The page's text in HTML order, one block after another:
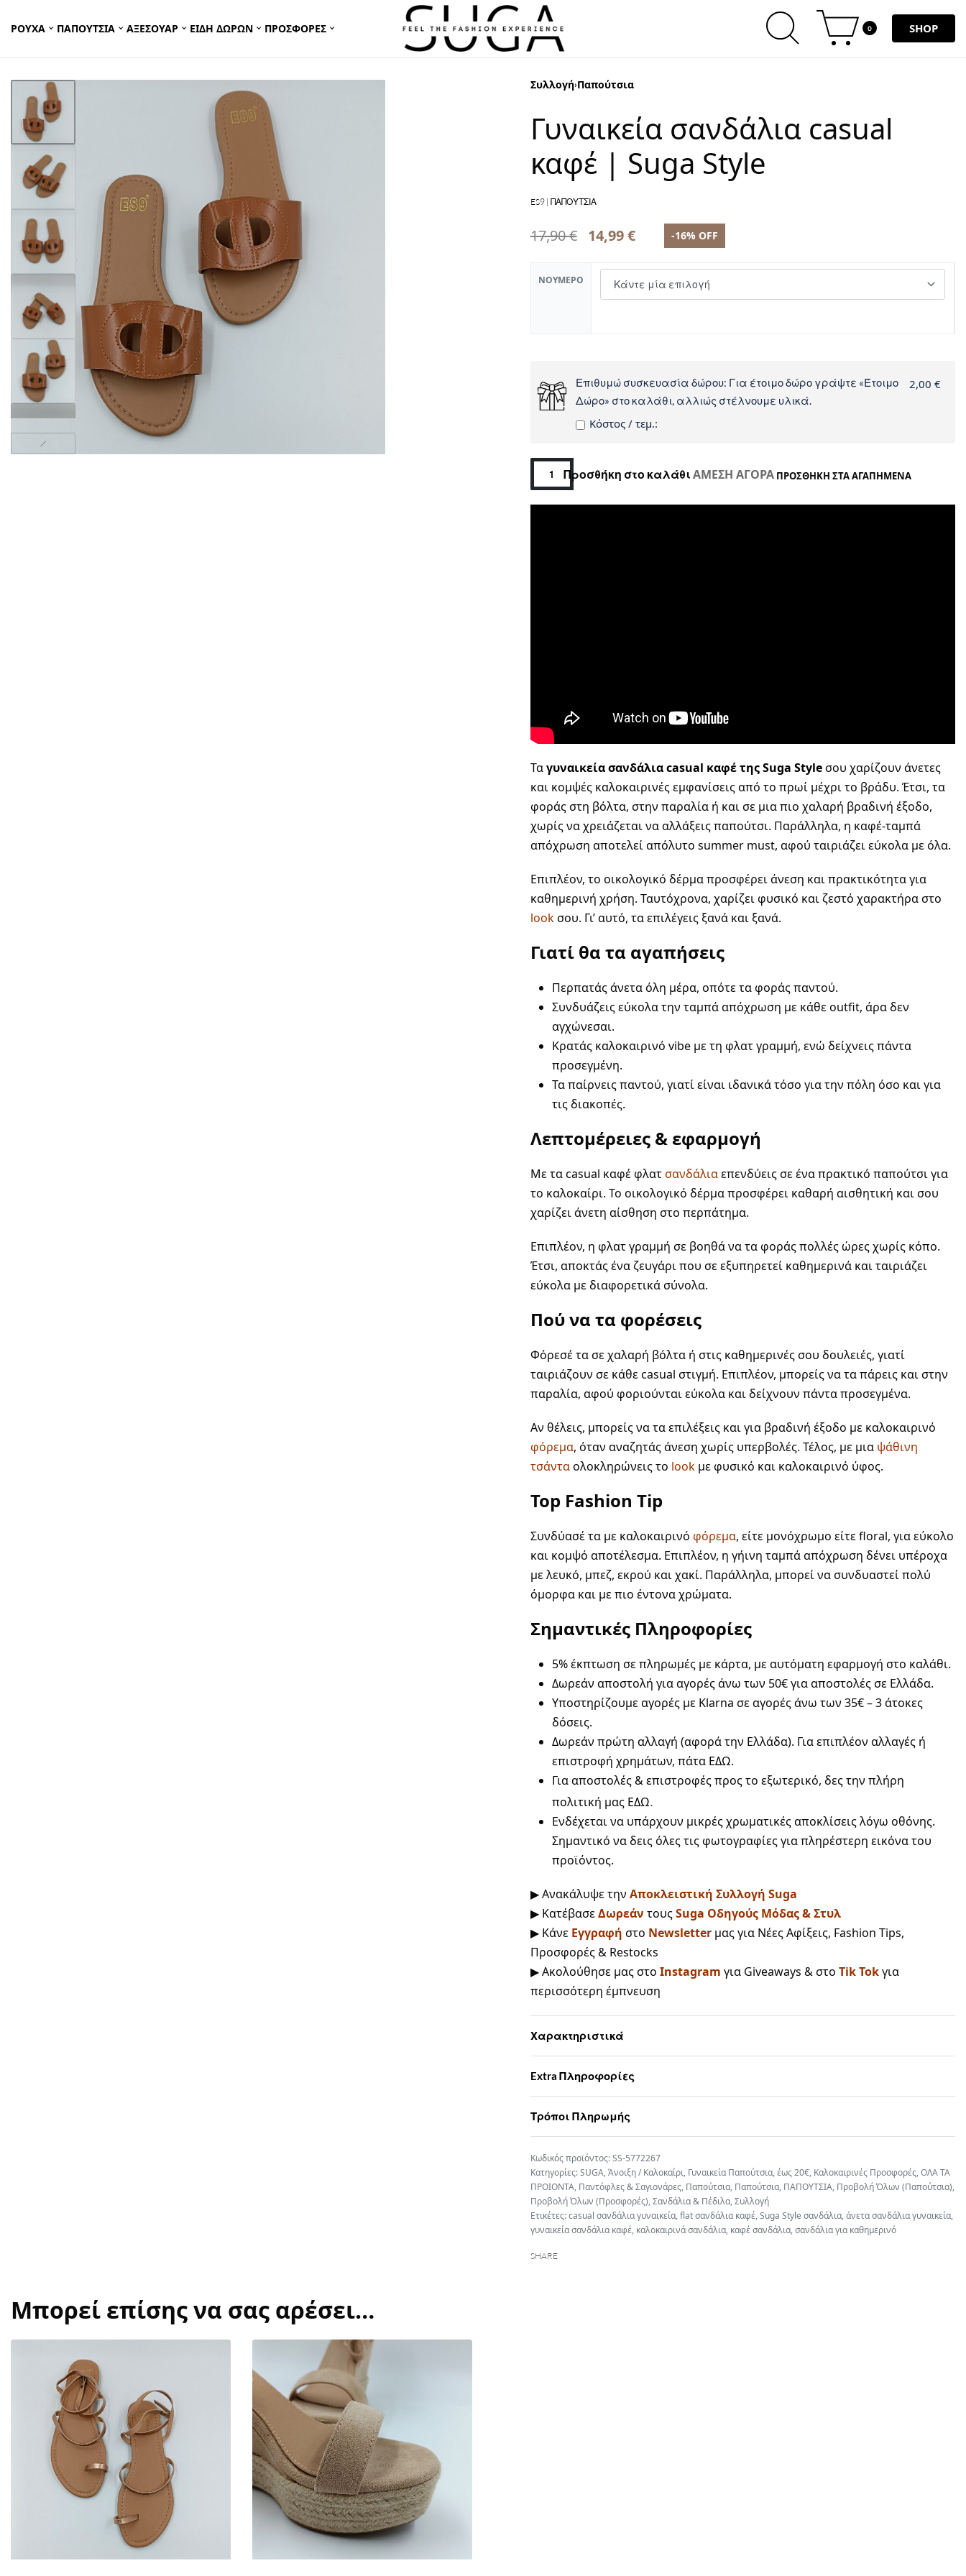
ΡΟΥΧΑ ΠΑΠΟΥΤΣΙΑ ΑΞΕΣΟΥΑΡ ΕΙΔΗ ΔΩΡΩΝ ΠΡΟΣΦΟΡΕΣ 0 SHOP
Συλλογή›Παπούτσια
Γυναικεία σανδάλια casual
καφέ | Suga Style
ES9 | ΠΑΠΟΥΤΣΙΑ
17,90€ 14,99€ -16% OFF
ΝΟΎΜΕΡΟ
Επιθυμώ συσκευασία δώρου: Για έτοιμο δώρο γράψτε «Έτοιμο
Δώρο» στο καλάθι, αλλιώς στέλνουμε υλικά.
Kόστος / τεμ.:
2,00 €
Προσθήκη στο καλάθι ΑΜΕΣΗ ΑΓΟΡΑ ΠΡΟΣΘΗΚΗ ΣΤΑ ΑΓΑΠΗΜΕΝΑ
Ταγυναικεία σανδάλια casual καφέ της Suga Styleσου χαρίζουν άνετες
και κομψές καλοκαιρινές εμφανίσεις από το πρωί μέχρι το βράδυ. Έτσι, τα
φοράς στη βόλτα, στην παραλία ή και σε μια πιο χαλαρή βραδινή έξοδο,
χωρίς να χρειάζεται να αλλάξεις παπούτσι. Παράλληλα, η καφέ-ταμπά
απόχρωση αποτελεί απόλυτο summer must, αφού ταιριάζει εύκολα με όλα.
Επιπλέον, το οικολογικό δέρμα προσφέρει άνεση και πρακτικότητα για
καθημερινή χρήση. Ταυτόχρονα, χαρίζει φυσικό και ζεστό χαρακτήρα στο
lookσου. Γι’ αυτό, τα επιλέγεις ξανά και ξανά.
Γιατί θα τα αγαπήσεις
Περπατάς άνετα όλη μέρα, οπότε τα φοράς παντού.
Συνδυάζεις εύκολα την ταμπά απόχρωση με κάθε outfit, άρα δεν
αγχώνεσαι.
Κρατάς καλοκαιρινό vibe με τη φλατ γραμμή, ενώ δείχνεις πάντα
προσεγμένη.
Τα παίρνεις παντού, γιατί είναι ιδανικά τόσο για την πόλη όσο και για
τις διακοπές.
Λεπτομέρειες & εφαρμογή
Με τα casual καφέ φλατσανδάλιαεπενδύεις σε ένα πρακτικό παπούτσι για
το καλοκαίρι. Το οικολογικό δέρμα προσφέρει καθαρή αισθητική και σου
χαρίζει άνετη αίσθηση στο περπάτημα.
Επιπλέον, η φλατ γραμμή σε βοηθά να τα φοράς πολλές ώρες χωρίς κόπο.
Έτσι, αποκτάς ένα ζευγάρι που σε εξυπηρετεί καθημερινά και ταιριάζει
εύκολα με διαφορετικά σύνολα.
Πού να τα φορέσεις
Φόρεσέ τα σε χαλαρή βόλτα ή στις καθημερινές σου δουλειές, γιατί
ταιριάζουν σε κάθε casual στιγμή. Επιπλέον, μπορείς να τα πάρεις και στην
παραλία, αφού φοριούνται εύκολα και δείχνουν πάντα προσεγμένα.
Αν θέλεις, μπορείς να τα επιλέξεις και για βραδινή έξοδο με καλοκαιρινό
φόρεμα, όταν αναζητάς άνεση χωρίς υπερβολές. Τέλος, με μια ψάθινη
τσάνταολοκληρώνεις το look με φυσικό και καλοκαιρινό ύφος.
Top Fashion Tip
Συνδύασέ τα με καλοκαιρινό φόρεμα, είτε μονόχρωμο είτε floral, για εύκολο
και κομψό αποτέλεσμα. Επιπλέον, η γήινη ταμπά απόχρωση δένει υπέροχα
με λευκό, μπεζ, εκρού και χακί. Παράλληλα, μπορεί να συνδυαστεί πολύ
όμορφα και με πιο έντονα χρώματα.
Σημαντικές Πληροφορίες
5% έκπτωση σε πληρωμές με κάρτα, με αυτόματη εφαρμογή στο καλάθι.
Δωρεάν αποστολή για αγορές άνω των 50€ για αποστολές σε Ελλάδα.
Υποστηρίζουμε αγορές με Klarna σε αγορές άνω των 35€ – 3 άτοκες
δόσεις.
Δωρεάν πρώτη αλλαγή (αφορά την Ελλάδα). Για επιπλέον αλλαγές ή
επιστροφή χρημάτων, πάτα ΕΔΩ.
Για αποστολές & επιστροφές προς το εξωτερικό, δες την πλήρη
πολιτική μας ΕΔΩ.
Ενδέχεται να υπάρχουν μικρές χρωματικές αποκλίσεις λόγω οθόνης.
Σημαντικό να δεις όλες τις φωτογραφίες για πληρέστερη εικόνα του
προϊόντος.
▶ Ανακάλυψε την Αποκλειστική Συλλογή Suga
▶ ΚατέβασεΔωρεάν τουςSuga Οδηγούς Μόδας & Στυλ
▶ Κάνε Εγγραφή στο Newsletter μας για Νέες Αφίξεις, Fashion Tips,
Προσφορές & Restocks
▶ Ακολούθησε μας στο Instagram για Giveaways & στο Tik Tokγια
περισσότερη έμπνευση
Χαρακτηριστικά
Extra Πληροφορίες
Τρόποι Πληρωμής
SS-5772267
Κατηγορίες:SUGA,Άνοιξη / Καλοκαίρι, Γυναικεία Παπούτσια,έως 20€, Καλοκαιρινές Προσφορές,ΟΛΑ ΤΑ
ΠΡΟΙΟΝΤΑ, Παντόφλες & Σαγιονάρες, Παπούτσια, Παπούτσια, ΠΑΠΟΥΤΣΙΑ, Προβολή Όλων (Παπούτσια),
Προβολή Όλων (Προσφορές),Σανδάλια & Πέδιλα,Συλλογή
Ετικέτες:casual σανδάλια γυναικεία,flat σανδάλια καφέ,Suga Style σανδάλια,άνετα σανδάλια γυναικεία,
γυναικεία σανδάλια καφέ, καλοκαιρινά σανδάλια, καφέ σανδάλια,σανδάλια για καθημερινό
SHARE
Μπορεί επίσης να σας αρέσει…